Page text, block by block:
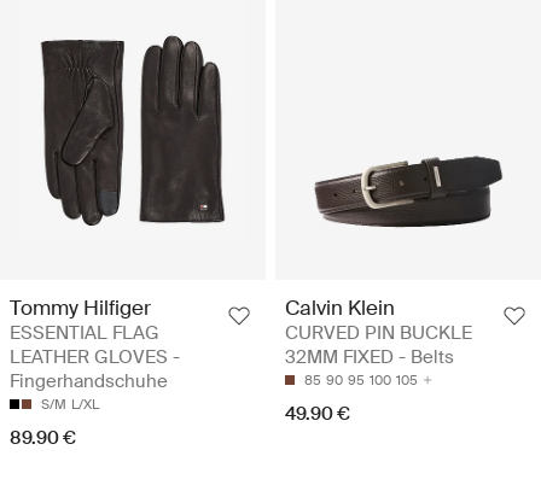
Tommy Hilfiger
ESSENTIAL FLAG
LEATHER GLOVES -
Fingerhandschuhe
S/M L/XL
89.90 €
Calvin Klein
CURVED PIN BUCKLE
32MM FIXED - Belts
85 90 95 100 105
49.90 €